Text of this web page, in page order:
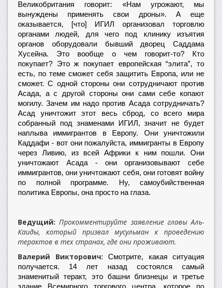
Великобритания говорит: «Нам угрожают, мы
вынуждены применять свои дроны». А еще
оказывается, [что] ИГИЛ организовал торговлю
органами людей, для чего под клинику изъятия
органов оборудовали бывший дворец Саддама
Хусейна. Это вообще о чем говорит-то? Кто
покупает? Это ж покупает европейская “элита”, то
есть, по теме сможет себя защитить Европа, или не
сможет. С одной стороны они сотрудничают против
Асада, а с другой стороны они сами себе копают
могилу. Зачем им надо против Асада сотрудничать?
Асад уничтожит этот весь сброд, со всего мира
собранный под знаменами ИГИЛ, значит не будет
наплыва иммигрантов в Европу. Они уничтожили
Каддафи - вот они пожалуйста, иммигранты в Европу
через Ливию, из всей Африки к ним пошли. Они
уничтожают Асада - они организовывают себе
иммигрантов, они уничтожают себя, они готовят войну
по полной программе. Ну, самоубийственная
политика Европы, она просто на глаза.
Ведущий: Прокомментируйте заявление главы Аль-
Каиды, который призвал мусульман к проведению
терактов в тех странах, где они проживают.
Валерий Викторович: Смотрите, какая ситуация
получается. 14 лет назад состоялся самый
знаменитый теракт, это башни близнецы и третье